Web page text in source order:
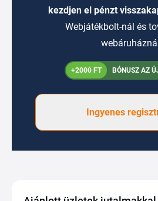
kezdjen el pénzt
Webjátékbolt-nál és
+2000 FT BÓNUSZ AZ
Ingyenes